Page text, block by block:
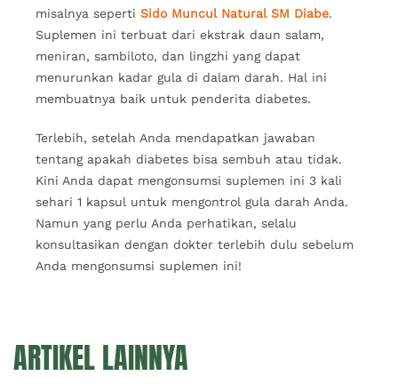
misalnya seperti Sido Muncul Natural SM Diabe.
Suplemen ini terbuat dari ekstrak daun salam,
meniran, sambiloto, dan lingzhi yang dapat
menurunkan kadar gula di dalam darah. Hal ini
membuatnya baik untuk penderita diabetes.
Terlebih, setelah Anda mendapatkan jawaban
tentang apakah diabetes bisa sembuh atau tidak.
Kini Anda dapat mengonsumsi suplemen ini 3 kali
sehari 1 kapsul untuk mengontrol gula darah Anda.
Namun yang perlu Anda perhatikan, selalu
konsultasikan dengan dokter terlebih dulu sebelum
Anda mengonsumsi suplemen ini!
ARTIKEL LAINNYA